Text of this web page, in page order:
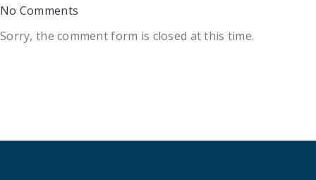
No Comments
Sorry, the comment form is closed at this time.